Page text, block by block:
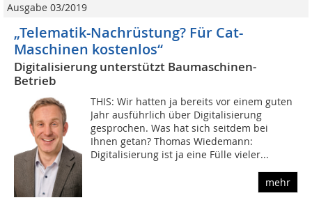
Ausgabe 03/2019
„Telematik-Nachrüstung? Für Cat-
Maschinen kostenlos“
Digitalisierung unterstützt Baumaschinen-
Betrieb
THIS: Wir hatten ja bereits vor einem guten
Jahr ausführlich über Digitalisierung
gesprochen. Was hat sich seitdem bei
Ihnen getan? Thomas Wiedemann:
Digitalisierung ist ja eine Fülle vieler...
mehr